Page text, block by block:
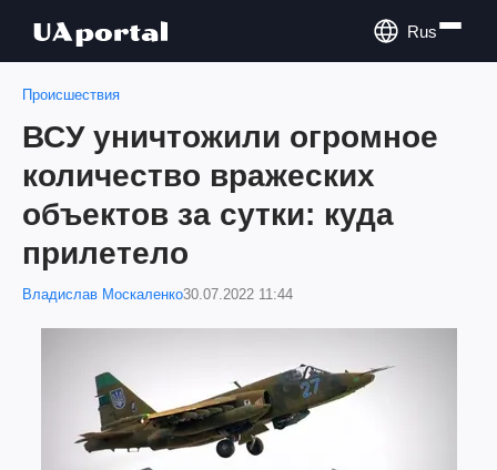
Rus
Происшествия
ВСУ уничтожили огромное
количество вражеских
объектов за сутки: куда
прилетело
Владислав Москаленко30.07.2022 11:44